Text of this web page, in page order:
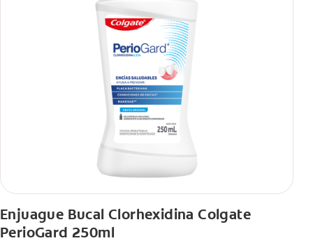
Enjuague Bucal Clorhexidina Colgate
PerioGard 250ml